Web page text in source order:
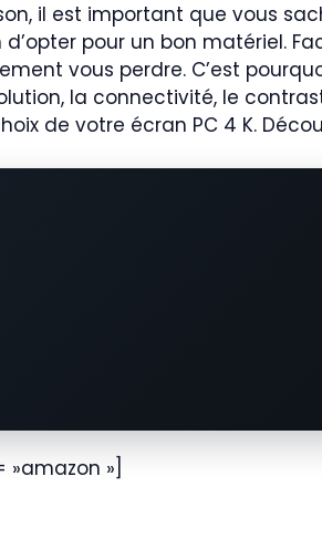
il est important que vous
pour un bon matériel.
vous perdre. C’est
la connectivité, le
de votre écran PC 4 K.
»]